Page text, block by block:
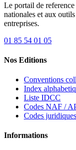
Le portail de
nationales et aux
entreprises.
01 85 54 01 05
Nos Editions
Conventions
Index
Liste IDCC
Codes NAF /
Codes juridiques
Informations